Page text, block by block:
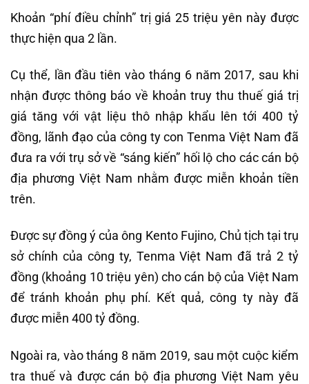
Khoản “phí điều chỉnh” trị giá 25 triệu yên này được
thực hiện qua 2 lần.
Cụ thể, lần đầu tiên vào tháng 6 năm 2017, sau khi
nhận được thông báo về khoản truy thu thuế giá trị
giá tăng với vật liệu thô nhập khẩu lên tới 400 tỷ
đồng, lãnh đạo của công ty con Tenma Việt Nam đã
đưa ra với trụ sở về “sáng kiến” hối lộ cho các cán bộ
địa phương Việt Nam nhằm được miễn khoản tiền
trên.
Được sự đồng ý của ông Kento Fujino, Chủ tịch tại trụ
sở chính của công ty, Tenma Việt Nam đã trả 2 tỷ
đồng (khoảng 10 triệu yên) cho cán bộ của Việt Nam
để tránh khoản phụ phí. Kết quả, công ty này đã
được miễn 400 tỷ đồng.
Ngoài ra, vào tháng 8 năm 2019, sau một cuộc kiểm
tra thuế và được cán bộ địa phương Việt Nam yêu